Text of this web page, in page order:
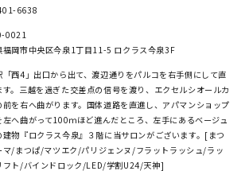
6638
0021
福岡市中央区今泉1丁目11-5 ロクラス今泉3F
「西4」出口から出て、渡辺通りをパルコを右手側にして直
す。三越を過ぎた交差点の信号を渡り、エクセルシオールカ
前を右へ曲がります。国体道路を直進し、アパマンショップ
左へ曲がって100ｍほど進んだところ、左手にあるベージュ
建物『ロクラス今泉』３階に当サロンがございます。[まつ
マ/まつぱ/マツエク/パリジェンヌ/フラットラッシュ/ラッ
フト/バインドロック/LED/学割U24/天神]